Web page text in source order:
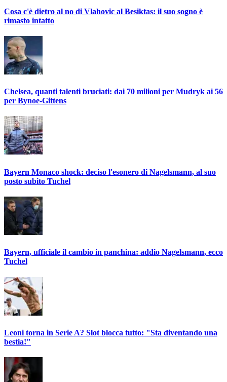
Cosa c'è dietro al no di Vlahovic al Besiktas: il suo sogno è
rimasto intatto
Chelsea, quanti talenti bruciati: dai 70 milioni per Mudryk ai 56
per Bynoe-Gittens
Bayern Monaco shock: deciso l'esonero di Nagelsmann, al suo
posto subito Tuchel
Bayern, ufficiale il cambio in panchina: addio Nagelsmann, ecco
Tuchel
Leoni torna in Serie A? Slot blocca tutto: "Sta diventando una
bestia!"